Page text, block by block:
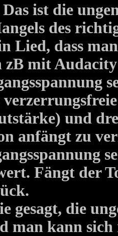
ist die
des
Lied, dass
zB mit
und
anfängt zu
Fängt der
gesagt, die
man kann